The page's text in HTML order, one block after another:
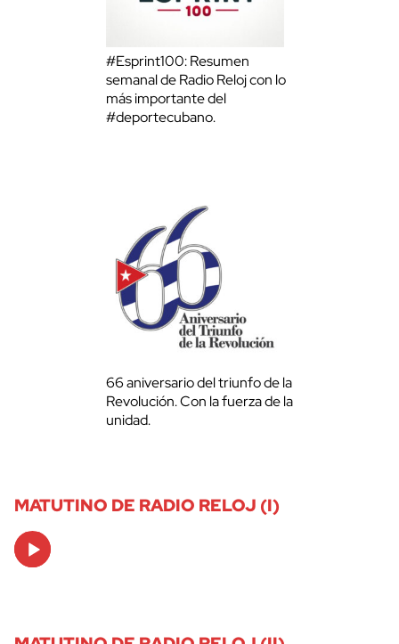
#Esprint100: Resumen
semanal de Radio Reloj con lo
más importante del
#deportecubano.
66 aniversario del triunfo de la
Revolución. Con la fuerza de la
unidad.
MATUTINO DE RADIO RELOJ (I)
Audio
Player